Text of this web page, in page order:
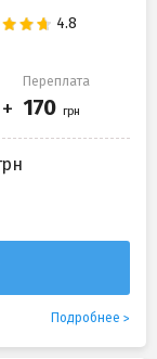
Переплата
Подробнее